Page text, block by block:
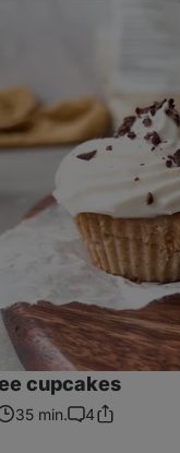
cupcakes
35 min.
Komentáře
4Sdílet